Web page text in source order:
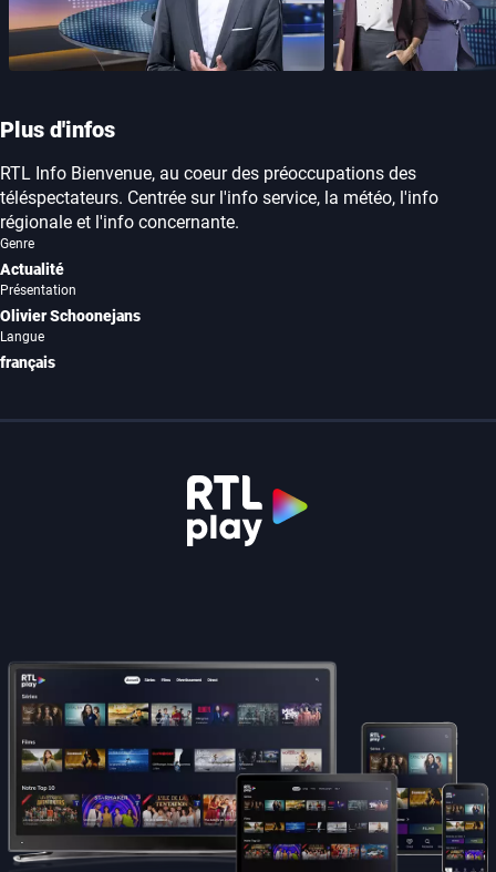
Plus d'infos
RTL Info Bienvenue, au coeur des préoccupations des
téléspectateurs. Centrée sur l'info service, la météo, l'info
régionale et l'info concernante.
Genre
Actualité
Présentation
Olivier Schoonejans
Langue
français